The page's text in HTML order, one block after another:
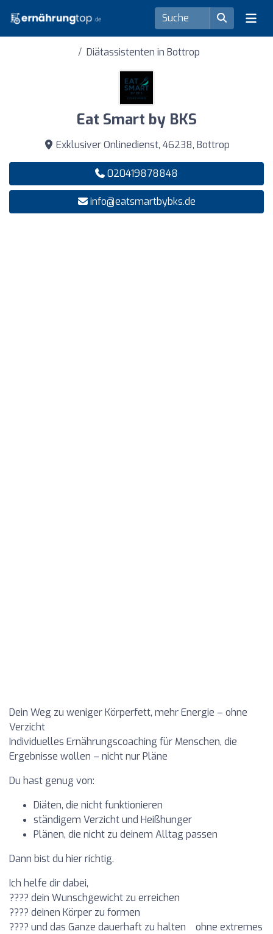
Diätassistenten in Bottrop
Eat Smart by BKS
Exklusiver Onlinedienst, 46238, Bottrop
020419878848
info@eatsmartbybks.de
Dein Weg zu weniger Körperfett, mehr Energie – ohne
Verzicht
Individuelles Ernährungscoaching für Menschen, die
Ergebnisse wollen – nicht nur Pläne
Du hast genug von:
Diäten, die nicht funktionieren
ständigem Verzicht und Heißhunger
Plänen, die nicht zu deinem Alltag passen
Dann bist du hier richtig.
Ich helfe dir dabei,
???? dein Wunschgewicht zu erreichen
???? deinen Körper zu formen
???? und das Ganze dauerhaft zu halten ohne extremes